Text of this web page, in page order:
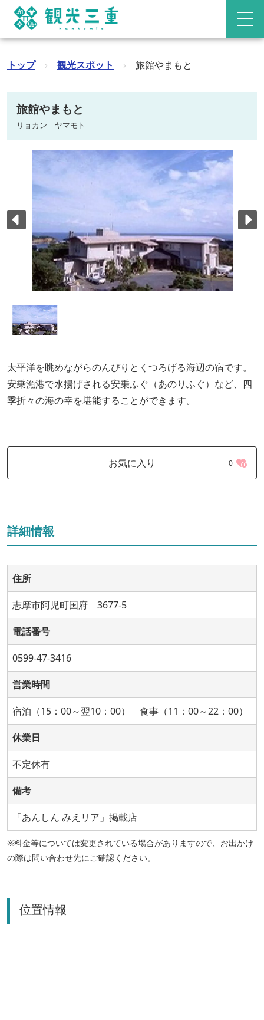
トップ › 観光スポット › 旅館やまもと
旅館やまもと
リョカン ヤマモト
太平洋を眺めながらのんびりとくつろげる海辺の宿です。
安乗漁港で水揚げされる安乗ふぐ（あのりふぐ）など、四
季折々の海の幸を堪能することができます。
お気に入り 0
詳細情報
住所
志摩市阿児町国府 3677-5
電話番号
0599-47-3416
営業時間
宿泊（15：00～翌10：00） 食事（11：00～22：00）
休業日
不定休有
備考
「あんしん みえリア」掲載店
※料金等については変更されている場合がありますので、お出かけ
の際は問い合わせ先にご確認ください。
位置情報